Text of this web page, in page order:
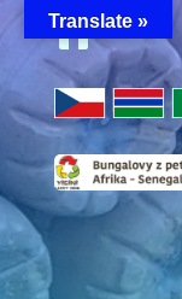

Translate »